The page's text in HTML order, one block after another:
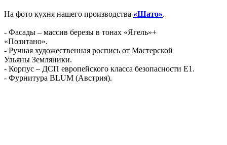
На фото кухня нашего производства «Шато».
- Фасады – массив березы в тонах «Ягель»+
«Позитано».
- Ручная художественная роспись от Мастерской
Ульяны Земляники.
- Корпус – ДСП европейского класса безопасности Е1.
- Фурнитура BLUM (Австрия).